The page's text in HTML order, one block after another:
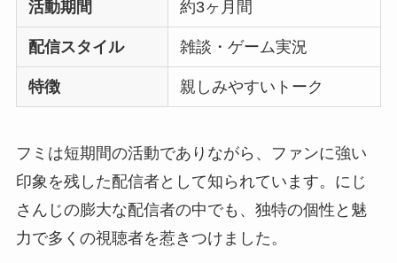
活動期間 約3ヶ月間
配信スタイル 雑談・ゲーム実況
特徴 親しみやすいトーク
フミは短期間の活動でありながら、ファンに強い
印象を残した配信者として知られています。にじ
さんじの膨大な配信者の中でも、独特の個性と魅
力で多くの視聴者を惹きつけました。